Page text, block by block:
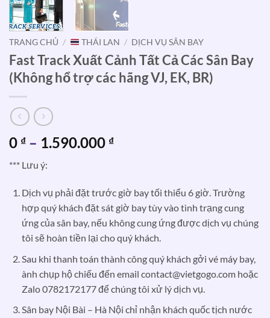
TRANG CHỦ / THÁI LAN / DỊCH VỤ SÂN BAY
Fast Track Xuất Cảnh Tất Cả Các Sân Bay
(Không hổ trợ các hãng VJ, EK, BR)
0 ₫ – 1.590.000 ₫Khoảng
0 ₫
đến
1.590.000 ₫
*** Lưu ý:
Dịch vụ phải đặt trước giờ bay tối thiểu 6 giờ. Trường
hợp quý khách đặt sát giờ bay tùy vào tình trạng cung
ứng của sân bay, nếu không cung ứng được dịch vụ chúng
tôi sẽ hoàn tiền lại cho quý khách.
Sau khi thanh toán thành công quý khách gởi vé máy bay,
ành chụp hộ chiếu đến email contact@vietgogo.com hoặc
Zalo 0782172177 để chúng tôi xử lý dịch vụ.
Sân bay Nội Bài – Hà Nội chỉ nhận khách quốc tịch nước